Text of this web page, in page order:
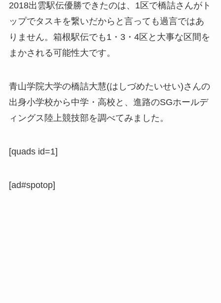
2018出雲駅伝優勝できたのは、1区で橋詰さんがト
ップでタスキを繋いだからと言っても過言ではあ
りません。箱根駅伝でも1・3・4区と大事な区間を
まかされる可能性大です。
青山学院大学の橋詰大慧(はしづめたいせい)さんの
出身小学校から中学・高校と、進路のSGホールデ
ィングス陸上競技部を調べてみました。
[quads id=1]
[ad#spotop]